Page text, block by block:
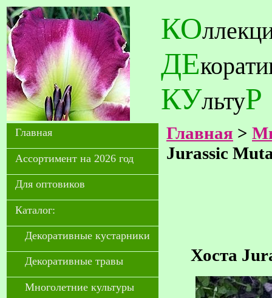
КО
ДЕ
КУльтуР
Главная
Ассортимент на 2026 год
Для оптовиков
Каталог:
Декоративные кустарники
Декоративные травы
Многолетние культуры
Главная >
Jurassic
Хоста